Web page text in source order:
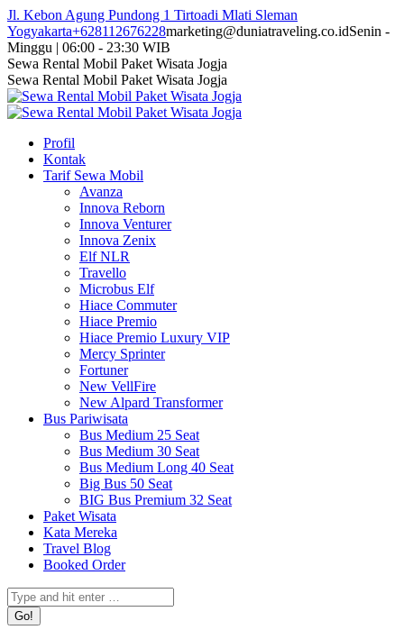
Skip
to
content
Jl. Kebon Agung Pundong 1 Tirtoadi Mlati Sleman
Yogyakarta+628112676228marketing@duniatraveling.co.idSenin -
Minggu | 06:00 - 23:30 WIB
Facebook
page
opens
in
window
Twitter
page
opens
in
window
Instagram
page
opens
in
window
YouTube
page
opens
in
window
Sewa Rental Mobil Paket Wisata Jogja
Sewa Rental Mobil Paket Wisata Jogja
Profil
Kontak
Tarif Sewa Mobil
Avanza
Innova Reborn
Innova Venturer
Innova Zenix
Elf NLR
Travello
Microbus Elf
Hiace Commuter
Hiace Premio
Hiace Premio Luxury VIP
Mercy Sprinter
Fortuner
New VellFire
New Alpard Transformer
Bus Pariwisata
Bus Medium 25 Seat
Bus Medium 30 Seat
Bus Medium Long 40 Seat
Big Bus 50 Seat
BIG Bus Premium 32 Seat
Paket Wisata
Kata Mereka
Travel Blog
Booked Order
Search: